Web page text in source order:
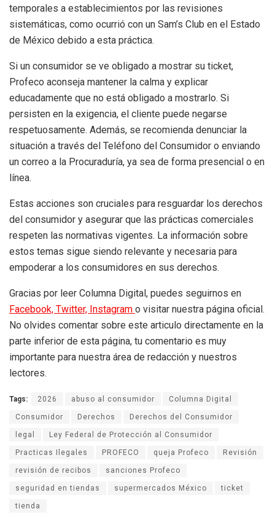
temporales a establecimientos por las revisiones
sistemáticas, como ocurrió con un Sam’s Club en el Estado
de México debido a esta práctica.
Si un consumidor se ve obligado a mostrar su ticket,
Profeco aconseja mantener la calma y explicar
educadamente que no está obligado a mostrarlo. Si
persisten en la exigencia, el cliente puede negarse
respetuosamente. Además, se recomienda denunciar la
situación a través del Teléfono del Consumidor o enviando
un correo a la Procuraduría, ya sea de forma presencial o en
línea.
Estas acciones son cruciales para resguardar los derechos
del consumidor y asegurar que las prácticas comerciales
respeten las normativas vigentes. La información sobre
estos temas sigue siendo relevante y necesaria para
empoderar a los consumidores en sus derechos.
Gracias por leer Columna Digital, puedes seguirnos en
Facebook, Twitter, Instagram o visitar nuestra página oficial.
No olvides comentar sobre este articulo directamente en la
parte inferior de esta página, tu comentario es muy
importante para nuestra área de redacción y nuestros
lectores.
Tags: 2026 abuso al consumidor Columna Digital
Consumidor Derechos Derechos del Consumidor
legal Ley Federal de Protección al Consumidor
Practicas Ilegales PROFECO queja Profeco Revisión
revisión de recibos sanciones Profeco
seguridad en tiendas supermercados México ticket
tienda